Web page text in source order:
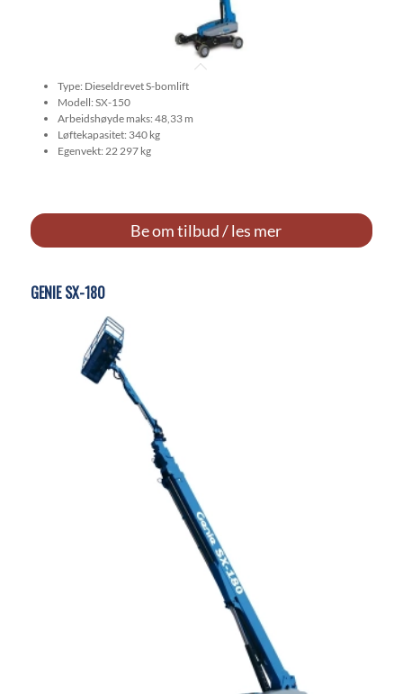
Type: Dieseldrevet S-bomlift
Modell: SX-150
Arbeidshøyde maks: 48,33 m
Løftekapasitet: 340 kg
Egenvekt: 22 297 kg
Be om tilbud / les mer
GENIE SX-180